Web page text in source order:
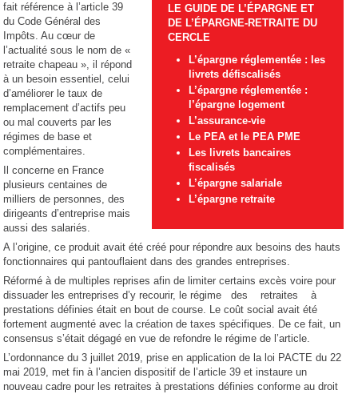
LE GUIDE DE L’ÉPARGNE ET
DE L’ÉPARGNE-RETRAITE DU
CERCLE
L’épargne réglementée : les
livrets défiscalisés
L’épargne réglementée :
l’épargne logement
L’assurance-vie
Le PEA et le PEA PME
Les livrets bancaires
fiscalisés
L’épargne salariale
L’épargne retraite
fait référence à l’article 39
du Code Général des
Impôts. Au cœur de
l’actualité sous le nom de «
retraite chapeau », il répond
à un besoin essentiel, celui
d’améliorer le taux de
remplacement d’actifs peu
ou mal couverts par les
régimes de base et
complémentaires.
Il concerne en France
plusieurs centaines de
milliers de personnes, des
dirigeants d’entreprise mais
aussi des salariés.
A l’origine, ce produit avait été créé pour répondre aux besoins des hauts
fonctionnaires qui pantouflaient dans des grandes entreprises.
Réformé à de multiples reprises afin de limiter certains excès voire pour
dissuader les entreprises d’y recourir, le régime des retraites à
prestations définies était en bout de course. Le coût social avait été
fortement augmenté avec la création de taxes spécifiques. De ce fait, un
consensus s’était dégagé en vue de refondre le régime de l’article.
L’ordonnance du 3 juillet 2019, prise en application de la loi PACTE du 22
mai 2019, met fin à l’ancien dispositif de l’article 39 et instaure un
nouveau cadre pour les retraites à prestations définies conforme au droit